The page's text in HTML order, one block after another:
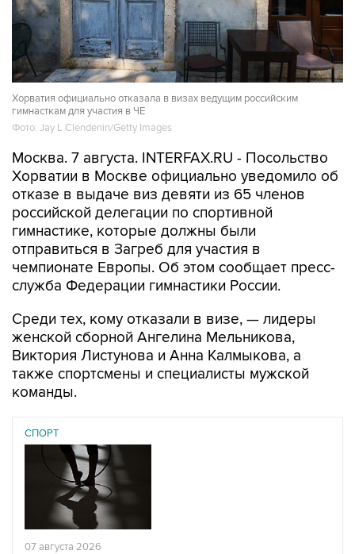
Хорватия официально отказала в визах ведущим российским
гимнасткам для участия в ЧЕ
Фото: Jay L Clendenin/Getty Images
Москва. 7 августа. INTERFAX.RU - Посольство
Хорватии в Москве официально уведомило об
отказе в выдаче виз девяти из 65 членов
российской делегации по спортивной
гимнастике, которые должны были
отправиться в Загреб для участия в
чемпионате Европы. Об этом сообщает пресс-
служба Федерации гимнастики России.
Среди тех, кому отказали в визе, — лидеры
женской сборной Ангелина Мельникова,
Виктория Листунова и Анна Калмыкова, а
также спортсмены и специалисты мужской
команды.
СПОРТ
07 августа 2026